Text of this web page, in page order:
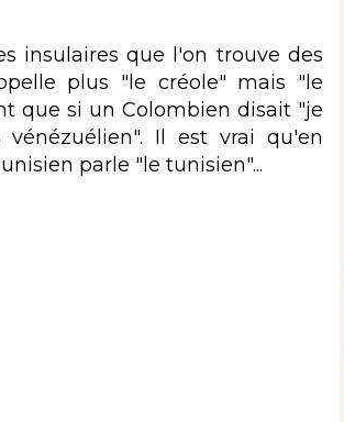
insulaires que l'on trouve des
plus "le créole" mais "le
que si un Colombien disait "je
Il est vrai qu'en
parle "le tunisien"...